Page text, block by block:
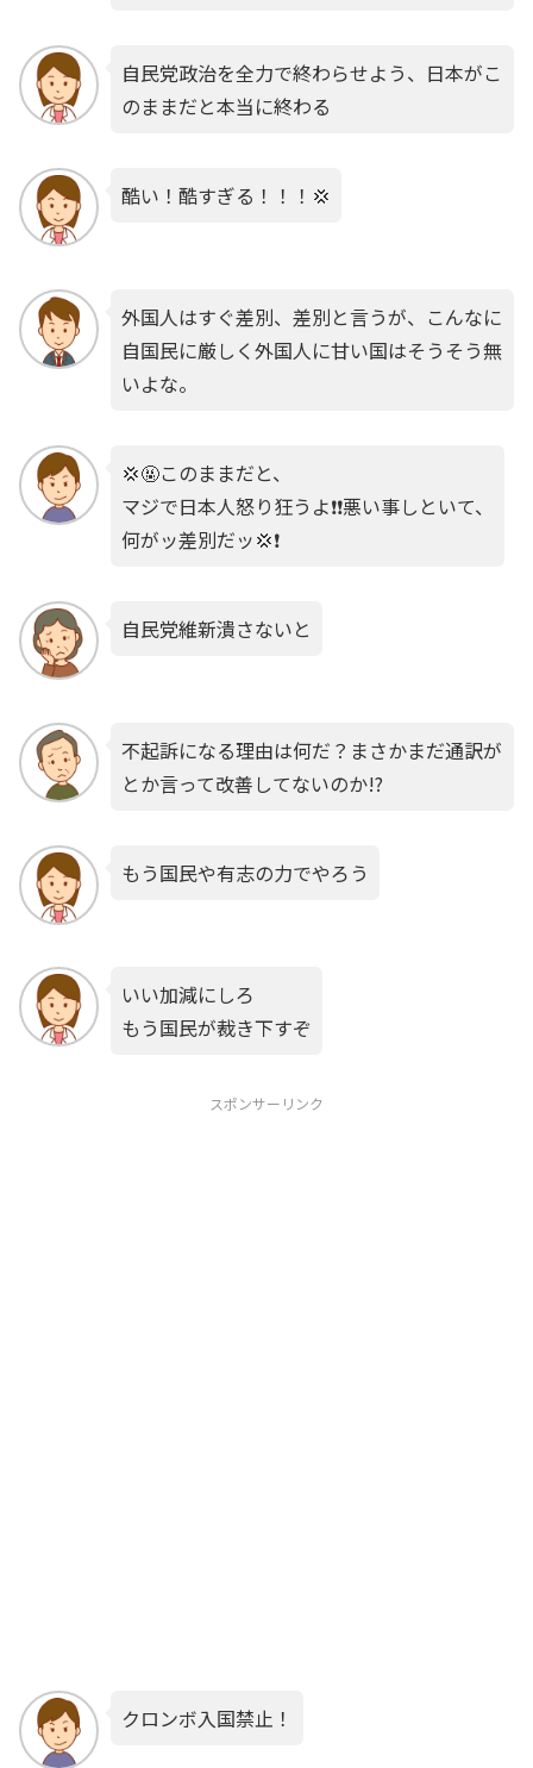
自民党政治を全力で終わらせよう、日本がこ
のままだと本当に終わる
酷い！酷すぎる！！！💢
外国人はすぐ差別、差別と言うが、こんなに
自国民に厳しく外国人に甘い国はそうそう無
いよな。
💢🤬このままだと、
マジで日本人怒り狂うよ❗️❗️悪い事しといて、
何がッ差別だッ💢❗️
自民党維新潰さないと
不起訴になる理由は何だ？まさかまだ通訳が
とか言って改善してないのか!?
もう国民や有志の力でやろう
いい加減にしろ
もう国民が裁き下すぞ
スポンサーリンク
クロンボ入国禁止！